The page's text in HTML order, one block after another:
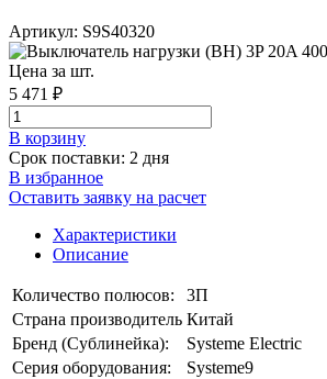
Артикул: S9S40320
Цена за шт.
5 471 ₽
В корзинy
Срок поставки: 2 дня
В избранное
Оставить заявку на расчет
Характеристики
Описание
Количество полюсов:
3П
Страна производитель Китай
Бренд (Сублинейка):
Systeme Electric
Серия оборудования:
Systeme9